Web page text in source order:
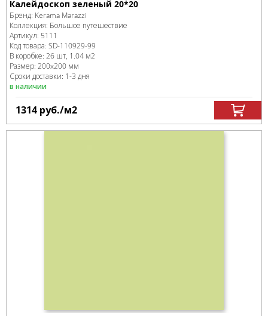
Калейдоскоп зеленый 20*20
Бренд: Kerama Marazzi
Коллекция: Большое путешествие
Артикул: 5111
Код товара: SD-110929-99
В коробке: 26 шт, 1.04 м2
Размер: 200x200 мм
Сроки доставки: 1-3 дня
в наличии
1314 руб./м2